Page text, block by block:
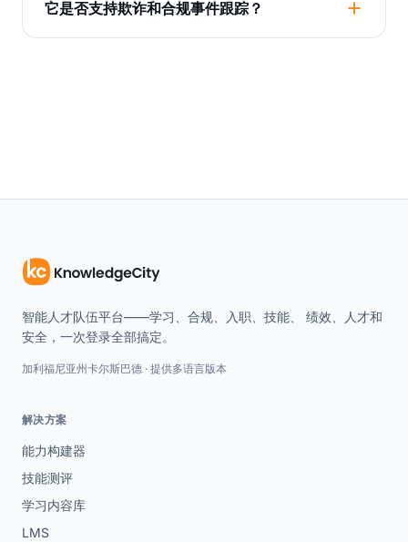
它是否支持欺诈和合规事件跟踪？
智能人才队伍平台——学习、合规、入职、技能、 绩效、人才和
安全，一次登录全部搞定。
加利福尼亚州卡尔斯巴德 · 提供多语言版本
解决方案
能力构建器
技能测评
学习内容库
LMS